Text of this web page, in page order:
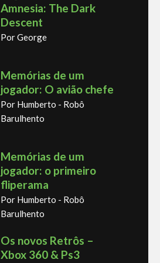
Amnesia: The Dark
Descent
Por George
Memórias de um
jogador: O avião chefe
Por Humberto - Robô
Barulhento
Memórias de um
jogador: o primeiro
fliperama
Por Humberto - Robô
Barulhento
Os novos Retrôs –
Xbox 360 & Ps3